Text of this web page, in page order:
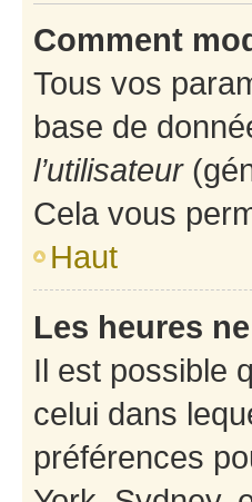
Comment
Tous vos
base de
l’utilisateur
Cela vous
Haut
Les heures
Il est possible
celui dans
préférences